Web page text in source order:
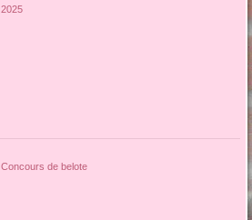
2025
Concours de belote